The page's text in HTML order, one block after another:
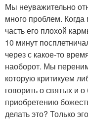
Мы неуважительно
много проблем.
часть его плохой
10 минут
через с какое-то
наоборот. Мы
которую критикуем
говорить о святых и
приобретению
делать это? Только